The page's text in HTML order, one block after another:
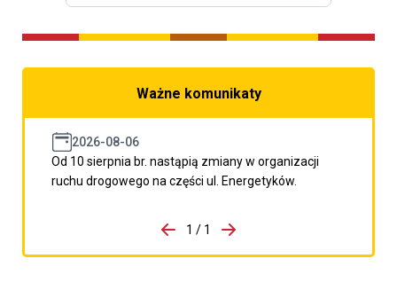
Ważne komunikaty
2026-08-06
Od 10 sierpnia br. nastąpią zmiany w organizacji
ruchu drogowego na części ul. Energetyków.
porzpedniego komunikatu
1 / 1
Przejdź do następnego